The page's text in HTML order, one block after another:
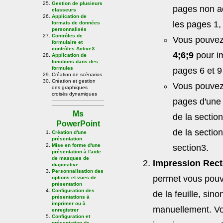
Gestion de plusieurs
classeurs
Application de
formats de données
personnalisés
Contrôles de
formulaire et
contrôles ActiveX
Application de
fonctions dans des
formules
Création de scénarios
Création et gestion
des graphiques
croisés dynamiques
Ms
PowerPoint
Création d'une
présentation
Mise en forme d'une
présentation à l'aide
de masques de
diapositive
Personnalisation des
options et vues de
présentation
Configuration des
présentations à
imprimer ou à
enregistrer
Configuration et
pages non
les pages
Vous
4;6;9 pour
pages 6 et 9
Vous
pages
de la
de la
section3.
Impression
permet vous
de la feuille,
manuellement.